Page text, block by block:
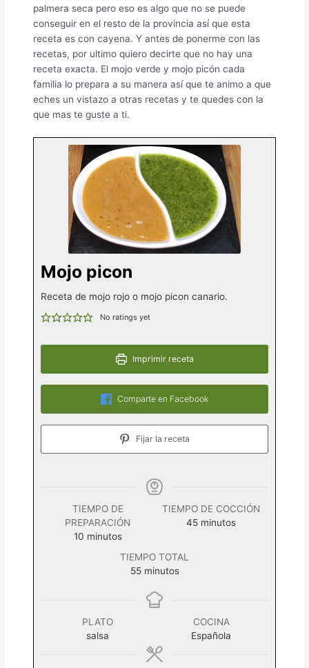
palmera seca pero eso es algo que no se puede
conseguir en el resto de la provincia así que esta
receta es con cayena. Y antes de ponerme con las
recetas, por ultimo quiero decirte que no hay una
receta exacta. El mojo verde y mojo picón cada
familia lo prepara a su manera así que te animo a que
eches un vistazo a otras recetas y te quedes con la
que mas te guste a ti.
Mojo picon
Receta de mojo rojo o mojo picon canario.
No ratings yet
Imprimir receta
Comparte en Facebook
Fijar la receta
TIEMPO DE
PREPARACIÓN
10minutos
minutos
TIEMPO DE COCCIÓN
45minutos
minutos
TIEMPO TOTAL
55minutos
minutos
PLATO
salsa
COCINA
Española